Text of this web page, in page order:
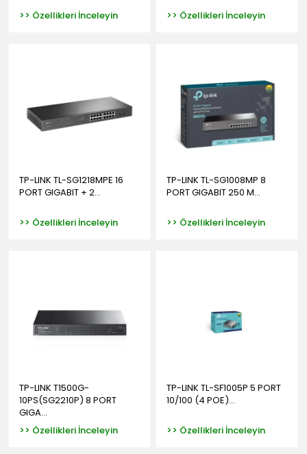
>> Özellikleri İnceleyin >> Özellikleri İnceleyin
TP-LINK TL-SG1218MPE 16
PORT GIGABIT + 2...
>> Özellikleri İnceleyin
TP-LINK TL-SG1008MP 8
PORT GIGABIT 250 M...
>> Özellikleri İnceleyin
TP-LINK T1500G-
10PS(SG2210P) 8 PORT
GIGA...
>> Özellikleri İnceleyin
TP-LINK TL-SF1005P 5 PORT
10/100 (4 POE)...
>> Özellikleri İnceleyin